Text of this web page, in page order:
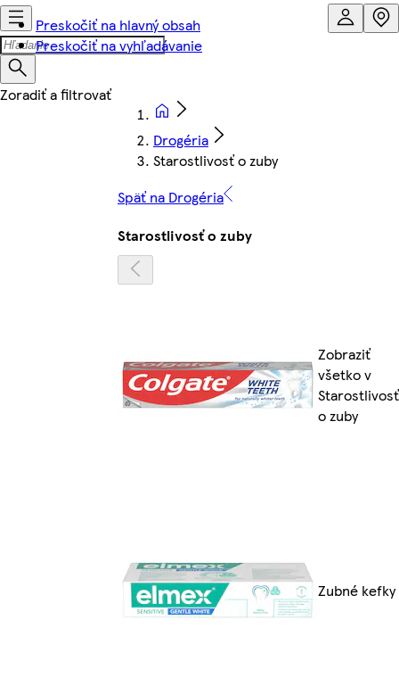
Preskočiť na hlavný obsah
Preskočiť na vyhľadávanie
Drogéria
Starostlivosť o zuby
Späť na Drogéria
Starostlivosť o zuby
Zobraziť
všetko v
Starostlivosť
o zuby
Zubné kefky